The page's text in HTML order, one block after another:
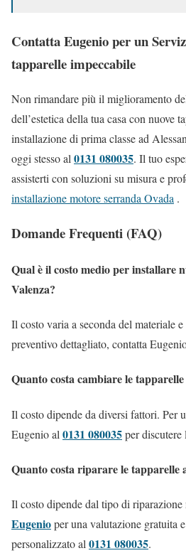
Contatta Eugenio per un
tapparelle impeccabile
Non rimandare più il miglioramento
dell’estetica della tua casa con nuove
installazione di prima classe ad
oggi stesso al 0131 080035. Il tuo
assisterti con soluzioni su misura e
installazione motore serranda Ovada .
Domande Frequenti (FAQ)
Qual è il costo medio per installare
Valenza?
Il costo varia a seconda del materiale
preventivo dettagliato, contatta
Quanto costa cambiare le
Il costo dipende da diversi fattori. Per
Eugenio al 0131 080035per discutere
Quanto costa riparare le tapparelle
Il costo dipende dal tipo di riparazione
Eugenioper una valutazione gratuita
personalizzato al 0131 080035.